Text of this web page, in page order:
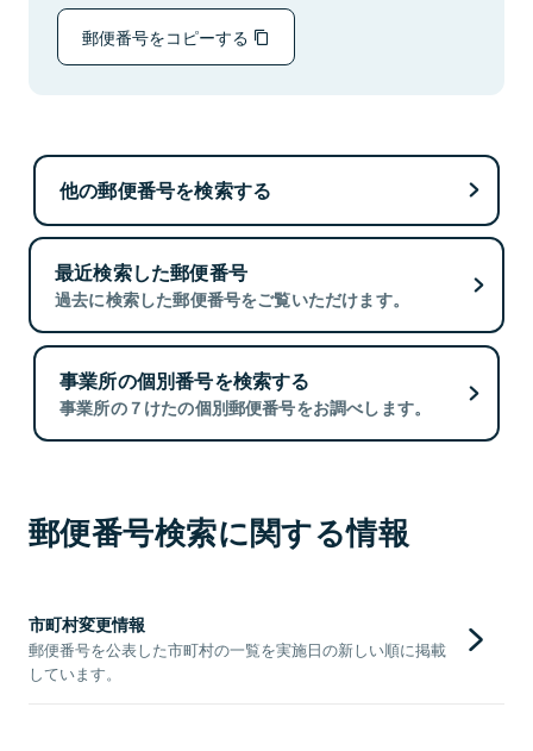
郵便番号をコピーする
他の郵便番号を検索する
最近検索した郵便番号
過去に検索した郵便番号をご覧いただけます。
事業所の個別番号を検索する
事業所の７けたの個別郵便番号をお調べします。
郵便番号検索に関する情報
市町村変更情報
郵便番号を公表した市町村の一覧を実施日の新しい順に掲載
しています。